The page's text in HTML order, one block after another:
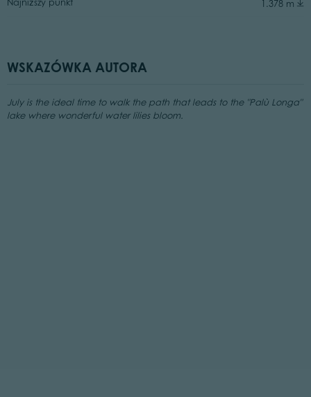
Najniższy punkt 1.378 m
WSKAZÓWKA AUTORA
July is the ideal time to walk the path that leads to the "Palù Longa"
lake where wonderful water lilies bloom.